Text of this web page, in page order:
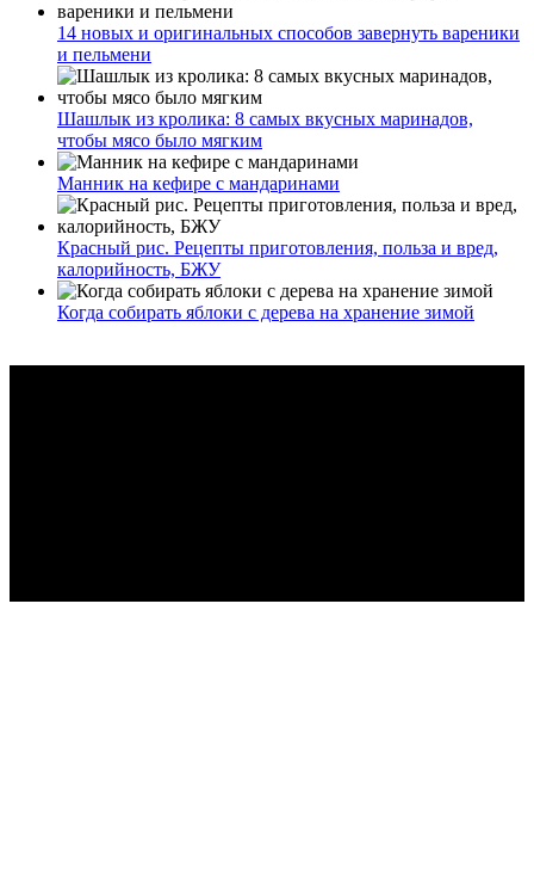
14 новых и оригинальных способов завернуть вареники
и пельмени
Шашлык из кролика: 8 самых вкусных маринадов,
чтобы мясо было мягким
Манник на кефире с мандаринами
Красный рис. Рецепты приготовления, польза и вред,
калорийность, БЖУ
Когда собирать яблоки с дерева на хранение зимой